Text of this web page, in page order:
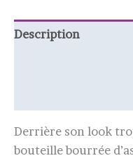
Description
Derrière son look
bouteille bourrée